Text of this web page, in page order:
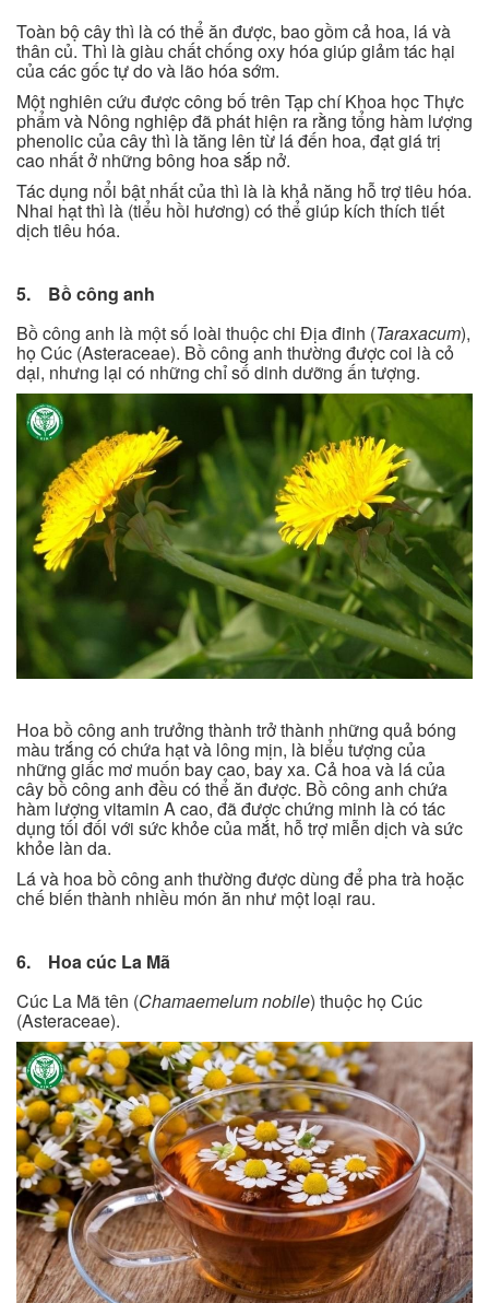
Toàn bộ cây thì là có thể ăn được, bao gồm cả hoa, lá và
thân củ. Thì là giàu chất chống oxy hóa giúp giảm tác hại
của các gốc tự do và lão hóa sớm.
Một nghiên cứu được công bố trên Tạp chí Khoa học Thực
phẩm và Nông nghiệp đã phát hiện ra rằng tổng hàm lượng
phenolic của cây thì là tăng lên từ lá đến hoa, đạt giá trị
cao nhất ở những bông hoa sắp nở.
Tác dụng nổi bật nhất của thì là là khả năng hỗ trợ tiêu hóa.
Nhai hạt thì là (tiểu hồi hương) có thể giúp kích thích tiết
dịch tiêu hóa.
5. Bồ công anh
Bồ công anh là một số loài thuộc chi Địa đinh (Taraxacum),
họ Cúc (Asteraceae). Bồ công anh thường được coi là cỏ
dại, nhưng lại có những chỉ số dinh dưỡng ấn tượng.
Hoa bồ công anh trưởng thành trở thành những quả bóng
màu trắng có chứa hạt và lông mịn, là biểu tượng của
những giấc mơ muốn bay cao, bay xa. Cả hoa và lá của
cây bồ công anh đều có thể ăn được. Bồ công anh chứa
hàm lượng vitamin A cao, đã được chứng minh là có tác
dụng tối đối với sức khỏe của mắt, hỗ trợ miễn dịch và sức
khỏe làn da.
Lá và hoa bồ công anh thường được dùng để pha trà hoặc
chế biến thành nhiều món ăn như một loại rau.
6. Hoa cúc La Mã
Cúc La Mã tên (Chamaemelum nobile) thuộc họ Cúc
(Asteraceae).